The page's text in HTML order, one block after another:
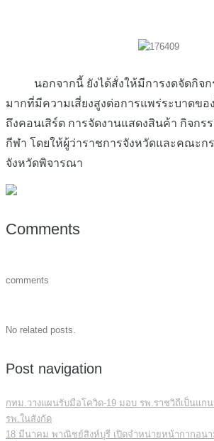
นอกจากนี้ ยังได้สั่งให้มีการงดจัดกิจก
มากที่มีความเสี่ยงสูงต่อการแพร่ระบาดขอ
ถึงคอนเสิร์ต การจัดงานแสดงสินค้า กิจกร
กีฬา โดยให้ผู้ว่าราชการจังหวัดและคณะก
จังหวัดพิจารณา
Comments
comments
No related posts.
Post navigation
กทม.วางแผนรับมือโควิด-19 มอบ รพ.ราชวิถีเป็นแก
รพ.ในสังกัด
18 มีนาคม พาณิชย์สิงห์บุรี เปิดจำหน่ายหน้ากากอน